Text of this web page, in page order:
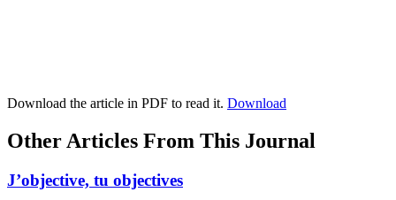
Download the article in PDF to read it. Download
Other Articles From This Journal
J’objective, tu objectives